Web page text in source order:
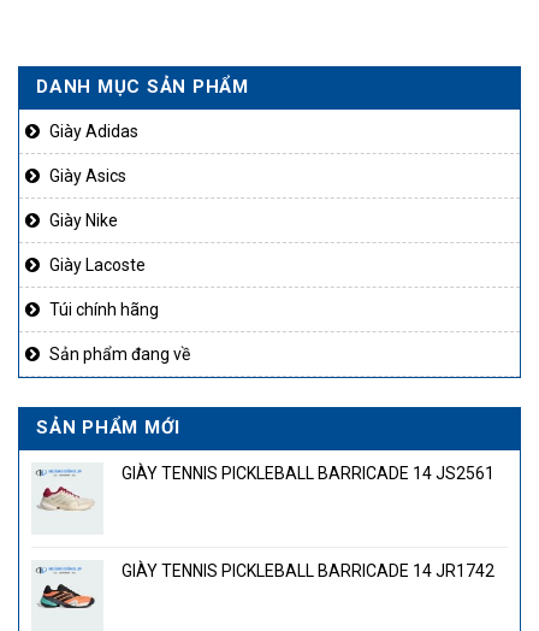
DANH MỤC SẢN PHẨM
Giày Adidas
Giày Asics
Giày Nike
Giày Lacoste
Túi chính hãng
Sản phẩm đang về
SẢN PHẨM MỚI
GIÀY TENNIS PICKLEBALL BARRICADE 14 JS2561
GIÀY TENNIS PICKLEBALL BARRICADE 14 JR1742